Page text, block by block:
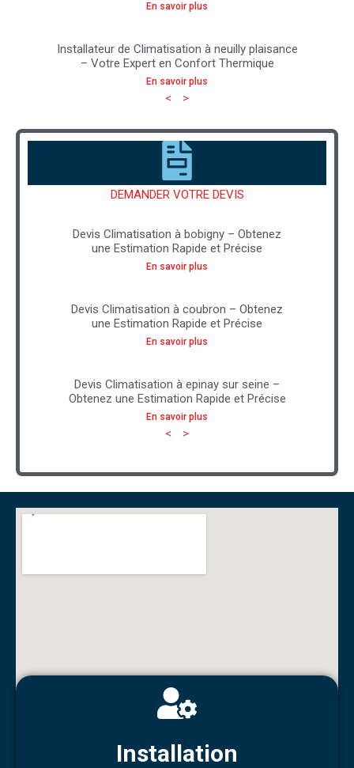
En savoir plus
Installateur de Climatisation à neuilly plaisance
– Votre Expert en Confort Thermique
En savoir plus
< >
DEMANDER VOTRE DEVIS
Devis Climatisation à bobigny – Obtenez
une Estimation Rapide et Précise
En savoir plus
Devis Climatisation à coubron – Obtenez
une Estimation Rapide et Précise
En savoir plus
Devis Climatisation à epinay sur seine –
Obtenez une Estimation Rapide et Précise
En savoir plus
< >
Installation